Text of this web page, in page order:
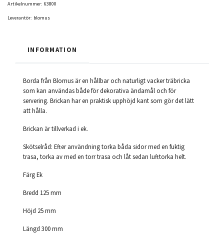
Artikelnummer: 63800
Leverantör: blomus
INFORMATION
Borda från Blomus är en hållbar och naturligt vacker träbricka
som kan användas både för dekorativa ändamål och för
servering. Brickan har en praktisk upphöjd kant som gör det lätt
att hålla.
Brickan är tillverkad i ek.
Skötselråd: Efter användning torka båda sidor med en fuktig
trasa, torka av med en torr trasa och låt sedan lufttorka helt.
Färg Ek
Bredd 125 mm
Höjd 25 mm
Längd 300 mm